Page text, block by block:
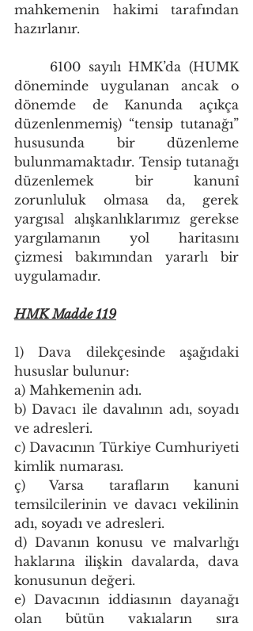
mahkemenin hakimi tarafından
hazırlanır.
döneminde uygulanan ancak o
dönemde de Kanunda açıkça
düzenlenmemiş) “tensip tutanağı”
hususunda bir düzenleme
bulunmamaktadır. Tensip tutanağı
düzenlemek bir kanunî
zorunluluk olmasa da, gerek
yargısal alışkanlıklarımız gerekse
yargılamanın yol haritasını
çizmesi bakımından yararlı bir
uygulamadır.
HMK Madde 119
1) Dava dilekçesinde aşağıdaki
hususlar bulunur:
a) Mahkemenin adı.
b) Davacı ile davalının adı, soyadı
ve adresleri.
c) Davacının Türkiye Cumhuriyeti
kimlik numarası.
ç) Varsa tarafların kanuni
temsilcilerinin ve davacı vekilinin
adı, soyadı ve adresleri.
d) Davanın konusu ve malvarlığı
haklarına ilişkin davalarda, dava
konusunun değeri.
e) Davacının iddiasının dayanağı
olan bütün vakıaların sıra